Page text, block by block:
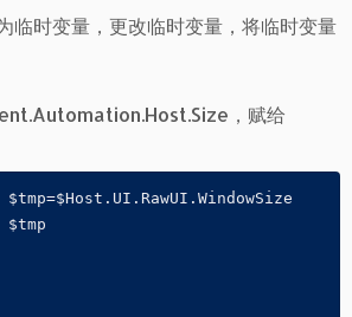
临时变量，更改临时变量，将临时变量
，赋给
$tmp